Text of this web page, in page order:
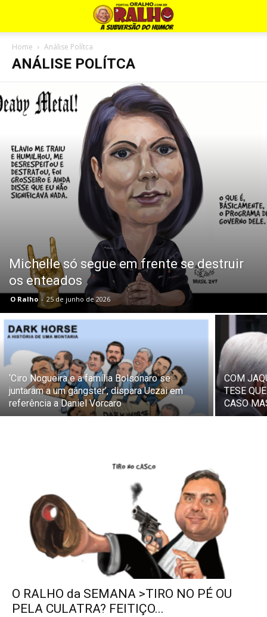
Home Análise Polítca
ANÁLISE POLÍTCA
Michelle só segue em frente se destruir
os enteados
O Ralho - 25 de junho de 2026
‘Ciro Nogueira e a família Bolsonaro se
juntaram a um gângster’, dispara Uczai em
referência a Daniel Vorcaro
COM
TESE
CASO
O RALHO da SEMANA >TIRO NO PÉ OU
PELA CULATRA? FEITIÇO...